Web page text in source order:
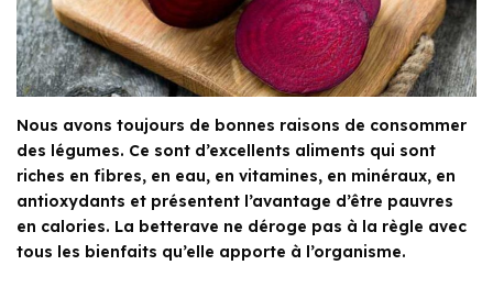
Nous avons toujours de bonnes raisons de consommer
des légumes. Ce sont d’excellents aliments qui sont
riches en fibres, en eau, en vitamines, en minéraux, en
antioxydants et présentent l’avantage d’être pauvres
en calories. La betterave ne déroge pas à la règle avec
tous les bienfaits qu’elle apporte à l’organisme.